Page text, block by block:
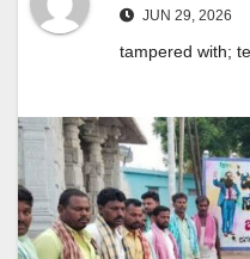
JUN 29, 2026
tampered with;